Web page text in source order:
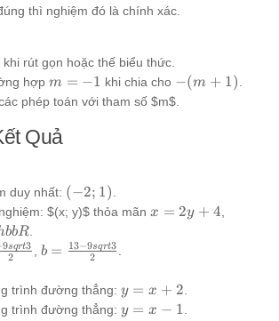
thì nghiệm đó là chính xác.
khi rút gọn hoặc thế biểu thức.
hợp m=-1
m = −1 khi chia cho -
(m+1)
−(m + 1).
phép toán với tham số $m$.
Quả
duy nhất: (-2;
1)
(−2; 1).
$(x; y)$ thỏa mãn x
x = 2y + 4,
R.
2
9sqrt3 , b =
9sqrt{3}}
{2}
b = 2
13−9sqrt3 .
trình đường thẳng: y
=
y = x + 2.
trình đường thẳng: y
y = x − 1.